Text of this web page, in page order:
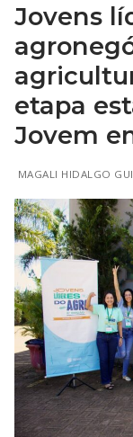
HOME
FAPERON
SENAR
SINDICATOS
SISTEMAS
Chamados TI
Extranet
Lgpd
Gerador
Solicitações
Jovens
etapa
Jovem
MAGALI HIDALGO